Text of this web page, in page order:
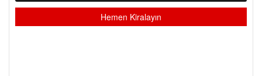
Hemen Kiralayın